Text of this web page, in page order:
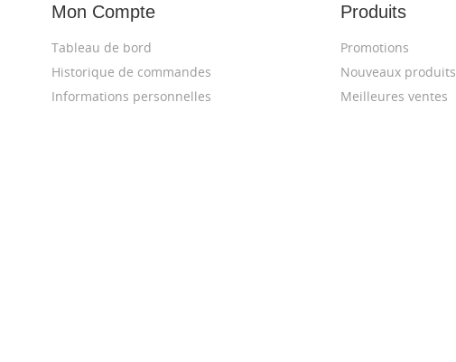
Mon Compte
Tableau de bord
Historique de commandes
Informations personnelles
Produits
Promotions
Nouveaux produits
Meilleures ventes